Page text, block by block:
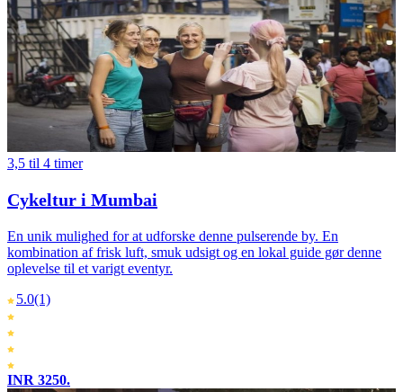
3,5 til 4 timer
Cykeltur i Mumbai
En unik mulighed for at udforske denne pulserende by. En
kombination af frisk luft, smuk udsigt og en lokal guide gør denne
oplevelse til et varigt eventyr.
5.0(1)
INR 3250.